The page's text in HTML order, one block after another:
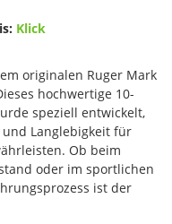
Klick
originalen Ruger Mark
hochwertige 10-
speziell entwickelt,
Langlebigkeit für
Ob beim
oder im sportlichen
ist der